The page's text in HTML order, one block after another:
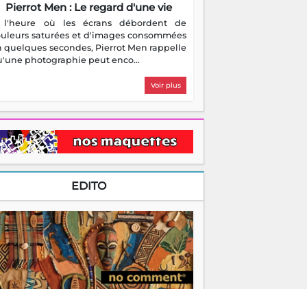
Pierrot Men : Le regard d'une vie
l'heure où les écrans débordent de
saturées et d'images consommées
quelques secondes, Pierrot Men rappelle
photographie peut enco...
Voir plus
EDITO